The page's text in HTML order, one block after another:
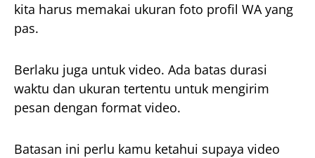
kita harus memakai ukuran foto profil WA yang
pas.
Berlaku juga untuk video. Ada batas durasi
waktu dan ukuran tertentu untuk mengirim
pesan dengan format video.
Batasan ini perlu kamu ketahui supaya video